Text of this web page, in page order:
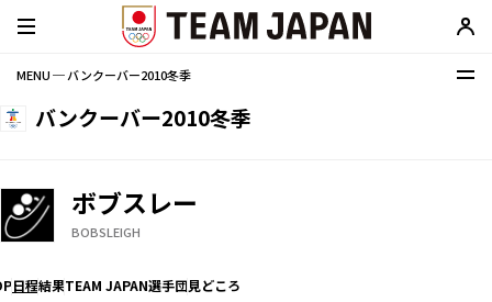
MENU ─ バンクーバー2010冬季
バンクーバー2010冬季
ボブスレー
BOBSLEIGH
日程結果TEAM JAPAN選手団見どころ